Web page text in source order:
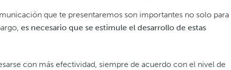
que te presentaremos son importantes no solo para
es necesario que se estimule el desarrollo de estas
con más efectividad, siempre de acuerdo con el nivel de